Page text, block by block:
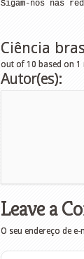
Sigam-nos nas
Ciência
out of 10 based on 1
Autor(es):
Leave a
O seu endereço de